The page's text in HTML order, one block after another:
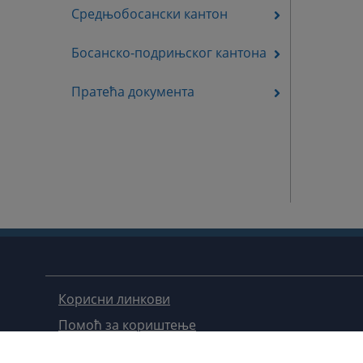
Средњобосански кантон
Босанско-подрињског кантона
Пратећа документа
Корисни линкови
Помоћ за кориштење